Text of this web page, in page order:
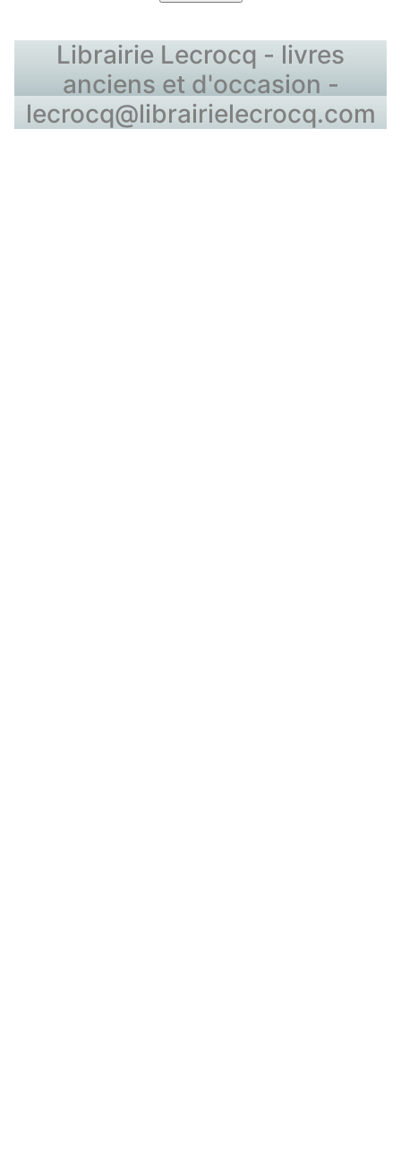
Librairie Lecrocq - livres
anciens et d'occasion -
lecrocq@librairielecrocq.com